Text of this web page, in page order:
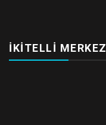
İKITELLI MERKEZ